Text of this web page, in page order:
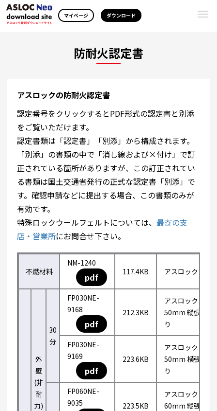
マイページ ダウンロード
防耐火認定書
アスロックの防耐火認定書
認定番号をクリックするとPDF形式の認定書と別添
をご覧いただけます。
認定書類は「認定書」「別添」から構成されます。
「別添」の書類の中で「消し線および×付け」で訂
正されている箇所がありますが、この訂正されてい
る書類は国土交通省発行の正式な認定書「別添」で
す。確認申請などに提出する場合、この書類のみが
有効です。
特殊ロックウールフェルトについては、 最寄の支
店・営業所にお問合せ下さい。
不燃材料
NM-1240
pdf 117.4KB アスロック
外
壁
(非
耐
力)
30
分
FP030NE-
9168
pdf
212.3KB
アスロック
50mm 縦張
り
FP030NE-
9169
pdf
223.6KB
アスロック
50mm 横張
り
FP060NE-
9035
223.5KB
アスロック
60mm 縦張